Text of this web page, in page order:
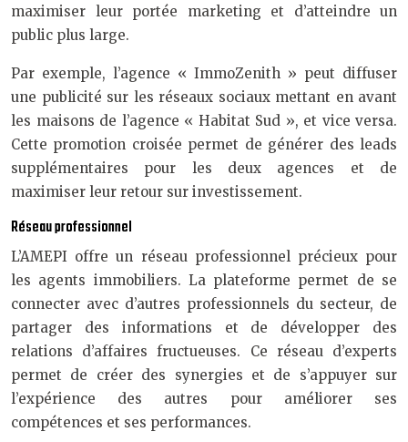
maximiser leur portée marketing et d’atteindre un
public plus large.
Par exemple, l’agence « ImmoZenith » peut diffuser
une publicité sur les réseaux sociaux mettant en avant
les maisons de l’agence « Habitat Sud », et vice versa.
Cette promotion croisée permet de générer des leads
supplémentaires pour les deux agences et de
maximiser leur retour sur investissement.
Réseau professionnel
L’AMEPI offre un réseau professionnel précieux pour
les agents immobiliers. La plateforme permet de se
connecter avec d’autres professionnels du secteur, de
partager des informations et de développer des
relations d’affaires fructueuses. Ce réseau d’experts
permet de créer des synergies et de s’appuyer sur
l’expérience des autres pour améliorer ses
compétences et ses performances.